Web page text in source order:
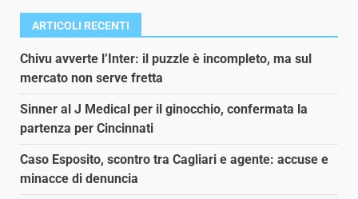
ARTICOLI RECENTI
Chivu avverte l’Inter: il puzzle è incompleto, ma sul
mercato non serve fretta
Sinner al J Medical per il ginocchio, confermata la
partenza per Cincinnati
Caso Esposito, scontro tra Cagliari e agente: accuse e
minacce di denuncia